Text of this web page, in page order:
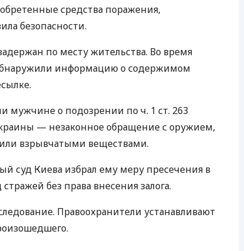
средства поражения,
безопасности.
по месту жительства. Во время
информацию о содержимом
мужчине о подозрении по ч. 1 ст. 263
— незаконное обращение с оружием,
взрывчатыми веществами.
суд Киева избрал ему меру пресечения в
без права внесения залога.
Правоохранители устанавливают